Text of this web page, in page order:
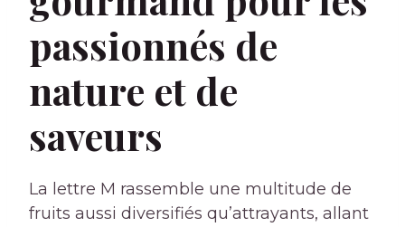
passionnés de
nature et de
saveurs
La lettre M rassemble une multitude de
fruits aussi diversifiés qu’attrayants, allant